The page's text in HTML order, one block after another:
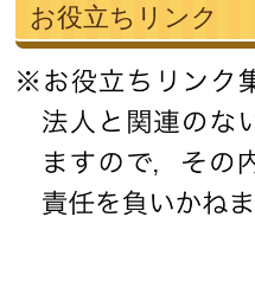
お役立ちリンク